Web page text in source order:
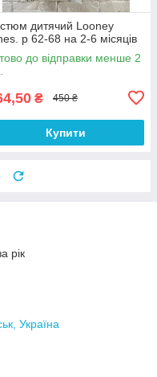
дитячий Looney
р 62-68 на 2-6 місяців
до відправки менше 2
₴ 450 ₴
Купити
рік
Україна